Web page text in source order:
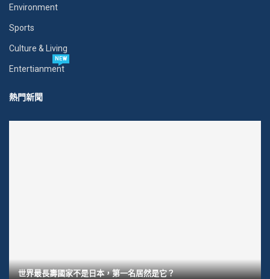
Environment
Sports
Culture & Living
Entertianment
NEW
熱門新聞
世界最長壽國家不是日本，第一名居然是它？